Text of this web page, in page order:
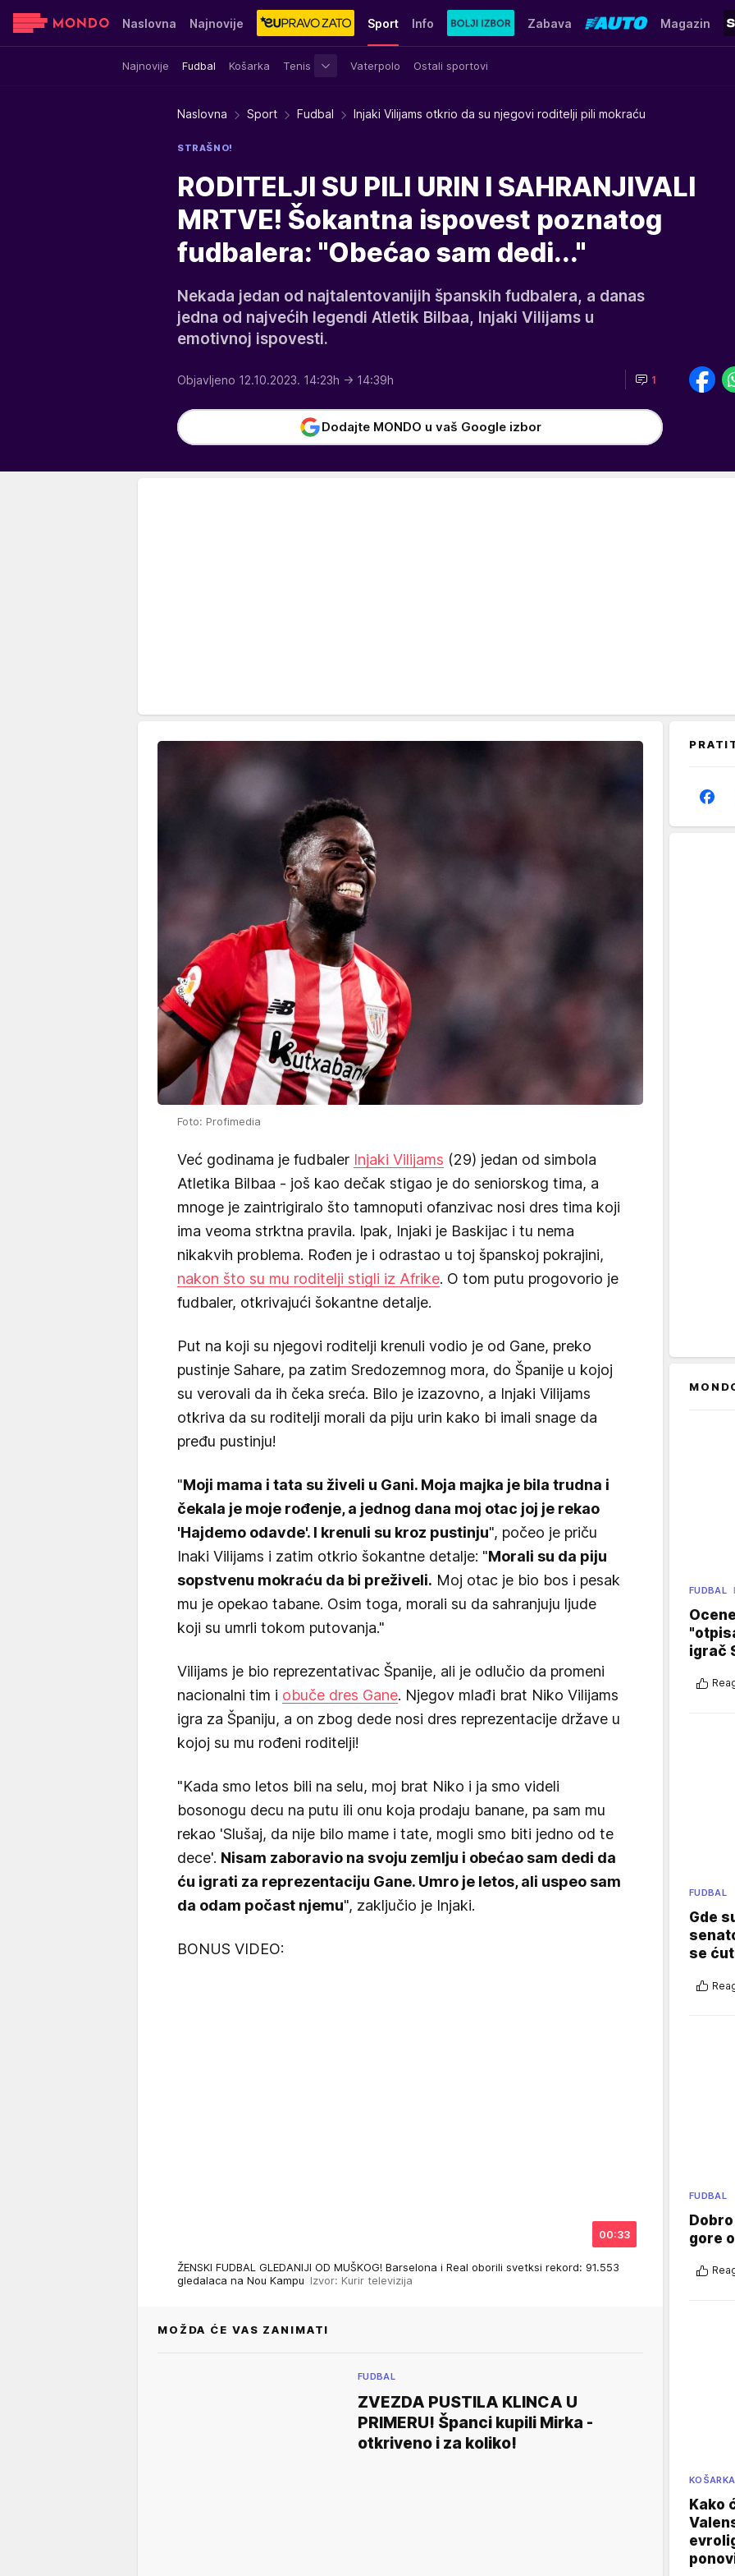
Naslovna Najnovije Sport
Najnovije Fudbal Košarka Tenis Vaterpolo Ostali sportovi
Info Zabava Magazin
Sensa Stvar ukusa Yumama
Naslovna Sport Fudbal Injaki Vilijams otkrio da su njegovi roditelji pili mokraću
STRAŠNO!
RODITELJI SU PILI URIN I SAHRANJIVALI
MRTVE! Šokantna ispovest poznatog
fudbalera: "Obećao sam dedi..."
Nekada jedan od najtalentovanijih španskih fudbalera, a danas
jedna od najvećih legendi Atletik Bilbaa, Injaki Vilijams u
emotivnoj ispovesti.
Objavljeno 12.10.2023. 14:23h → 14:39h 1
Dodajte MONDO u vaš Google izbor
Foto: Profimedia
Već godinama je fudbaler Injaki Vilijams (29) jedan od simbola
Atletika Bilbaa - još kao dečak stigao je do seniorskog tima, a
mnoge je zaintrigiralo što tamnoputi ofanzivac nosi dres tima koji
ima veoma strktna pravila. Ipak, Injaki je Baskijac i tu nema
nikakvih problema. Rođen je i odrastao u toj španskoj pokrajini,
nakon što su mu roditelji stigli iz Afrike. O tom putu progovorio je
fudbaler, otkrivajući šokantne detalje.
Put na koji su njegovi roditelji krenuli vodio je od Gane, preko
pustinje Sahare, pa zatim Sredozemnog mora, do Španije u kojoj
su verovali da ih čeka sreća. Bilo je izazovno, a Injaki Vilijams
otkriva da su roditelji morali da piju urin kako bi imali snage da
pređu pustinju!
"Moji mama i tata su živeli u Gani. Moja majka je bila trudna i
čekala je moje rođenje, a jednog dana moj otac joj je rekao
'Hajdemo odavde'. I krenuli su kroz pustinju", počeo je priču
Inaki Vilijams i zatim otkrio šokantne detalje: "Morali su da piju
sopstvenu mokraću da bi preživeli. Moj otac je bio bos i pesak
mu je opekao tabane. Osim toga, morali su da sahranjuju ljude
koji su umrli tokom putovanja."
Vilijams je bio reprezentativac Španije, ali je odlučio da promeni
nacionalni tim i obuče dres Gane. Njegov mlađi brat Niko Vilijams
igra za Španiju, a on zbog dede nosi dres reprezentacije države u
kojoj su mu rođeni roditelji!
"Kada smo letos bili na selu, moj brat Niko i ja smo videli
bosonogu decu na putu ili onu koja prodaju banane, pa sam mu
rekao 'Slušaj, da nije bilo mame i tate, mogli smo biti jedno od te
dece'. Nisam zaboravio na svoju zemlju i obećao sam dedi da
ću igrati za reprezentaciju Gane. Umro je letos, ali uspeo sam
da odam počast njemu", zaključio je Injaki.
BONUS VIDEO:
00:33
ŽENSKI FUDBAL GLEDANIJI OD MUŠKOG! Barselona i Real oborili svetksi rekord: 91.553
gledalaca na Nou Kampu Izvor: Kurir televizija
MOŽDA ĆE VAS ZANIMATI
FUDBAL
ZVEZDA PUSTILA KLINCA U
PRIMERU! Španci kupili Mirka -
otkriveno i za koliko!
FUDBAL
igrač
FUDBAL
Gde
se
FUDBAL
gore
KOŠARKA
Kako